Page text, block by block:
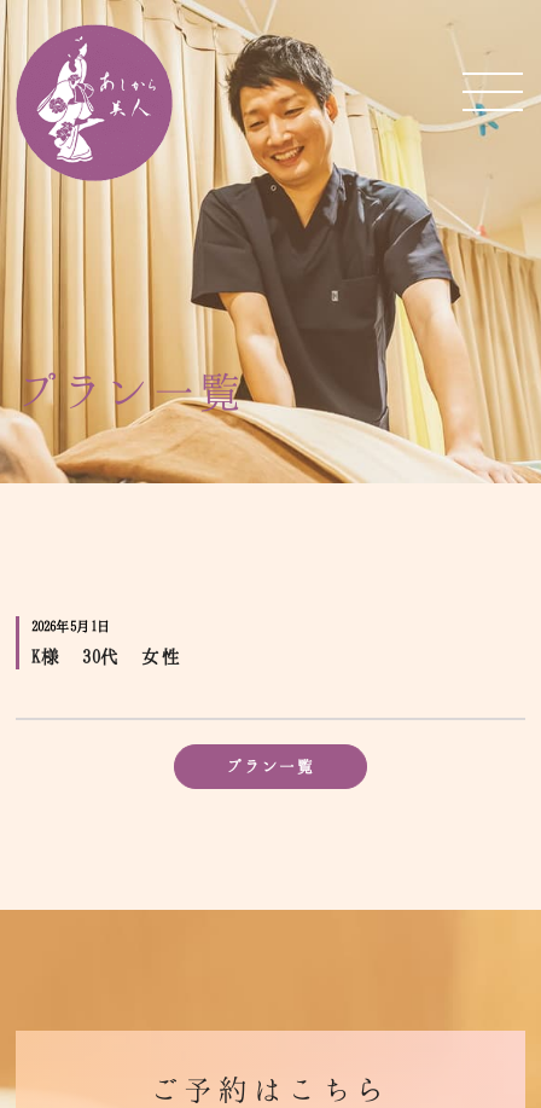
プラン一覧
2026年5月1日
K様 30代 女性
プラン一覧
ご予約はこちら